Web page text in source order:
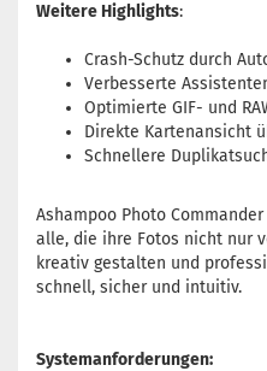
Weitere Highlights:
Crash-Schutz durch
Verbesserte
Optimierte GIF- und
Direkte Kartenansicht
Schnellere
Ashampoo Photo
alle, die ihre Fotos nicht nur
kreativ gestalten und
schnell, sicher und intuitiv.
Systemanforderungen: